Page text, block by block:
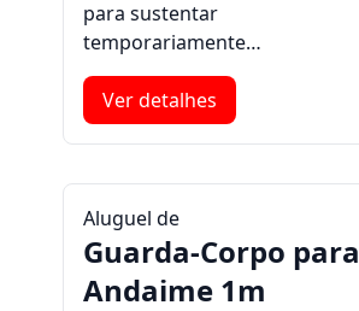
para sustentar
temporariamente…
Ver detalhes
Aluguel de
Guarda-Corpo para
Andaime 1m